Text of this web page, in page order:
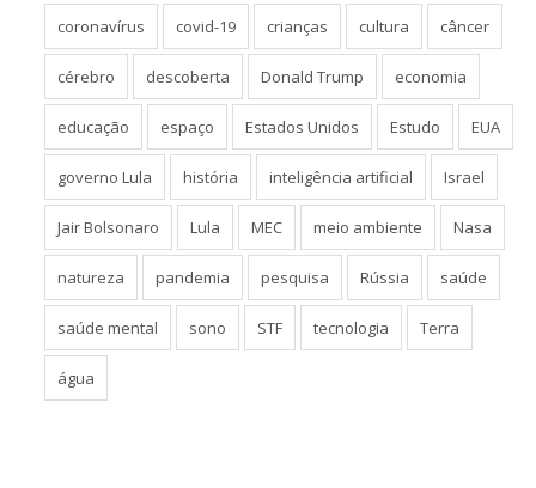
coronavírus covid-19 crianças cultura câncer
cérebro descoberta Donald Trump economia
educação espaço Estados Unidos Estudo EUA
governo Lula história inteligência artificial Israel
Jair Bolsonaro Lula MEC meio ambiente Nasa
natureza pandemia pesquisa Rússia saúde
saúde mental sono STF tecnologia Terra
água